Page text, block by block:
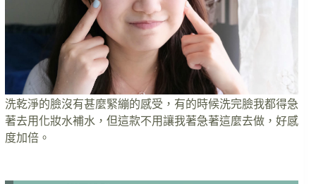
洗乾淨的臉沒有甚麼緊繃的感受，有的時候洗完臉我都得急
著去用化妝水補水，但這款不用讓我著急著這麼去做，好感
度加倍。